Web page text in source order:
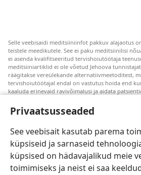
Privaatsusseaded
See veebisait kasutab parema
küpsiseid ja sarnaseid
küpsised on hädavajalikud meie
toimimiseks ja neist ei saa
Selle veebisaidi meditsiiniinfot pakkuv alajaotus
teistele meedikutele. See ei paku meditsiinilisi
ei asenda kvalifitseeritud tervishoiutöötaja
meditsiiniartiklid ei ole võetud Jehoova
räägitakse vereülekande alternatiivmeetoditest,
tervishoiutöötajal endal on vastutus hoida end
kaaluda erinevaid ravivõimalusi ja aidata
loetletud ravivõtted ei sobi ega ole vastuvõetavad
nõu saamiseks alati pöörduda arsti poole.
Veebisaidi kasutamise kord on sätestatud